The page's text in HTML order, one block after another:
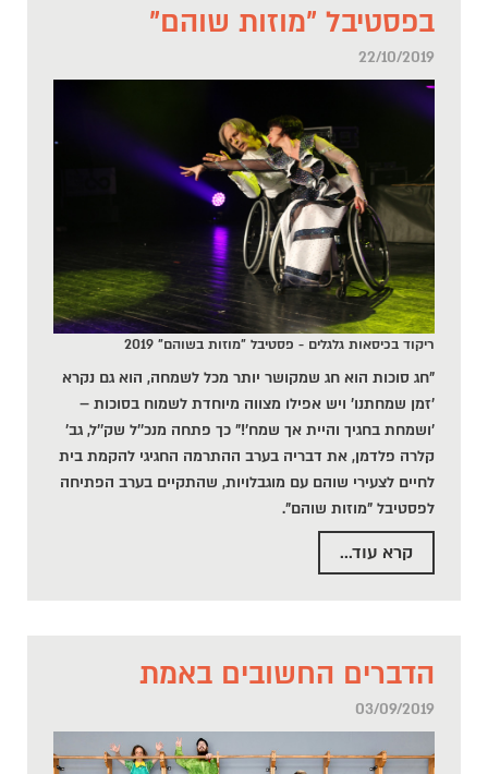
בפסטיבל "מוזות שוהם"
22/10/2019
ריקוד בכיסאות גלגלים - פסטיבל "מוזות בשוהם" 2019
"חג סוכות הוא חג שמקושר יותר מכל לשמחה, הוא גם נקרא
'זמן שמחתנו' ויש אפילו מצווה מיוחדת לשמוח בסוכות –
'ושמחת בחגיך והיית אך שמח'!" כך פתחה מנכ''ל שק''ל, גב'
קלרה פלדמן, את דבריה בערב ההתרמה החגיגי להקמת בית
לחיים לצעירי שוהם עם מוגבלויות, שהתקיים בערב הפתיחה
לפסטיבל "מוזות שוהם".
קרא עוד...
הדברים החשובים באמת
03/09/2019